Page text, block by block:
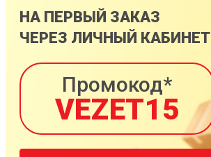
НА ПЕРВЫЙ ЗАКАЗ
ЧЕРЕЗ ЛИЧНЫЙ КАБИНЕТ
Промокод*
VEZET15